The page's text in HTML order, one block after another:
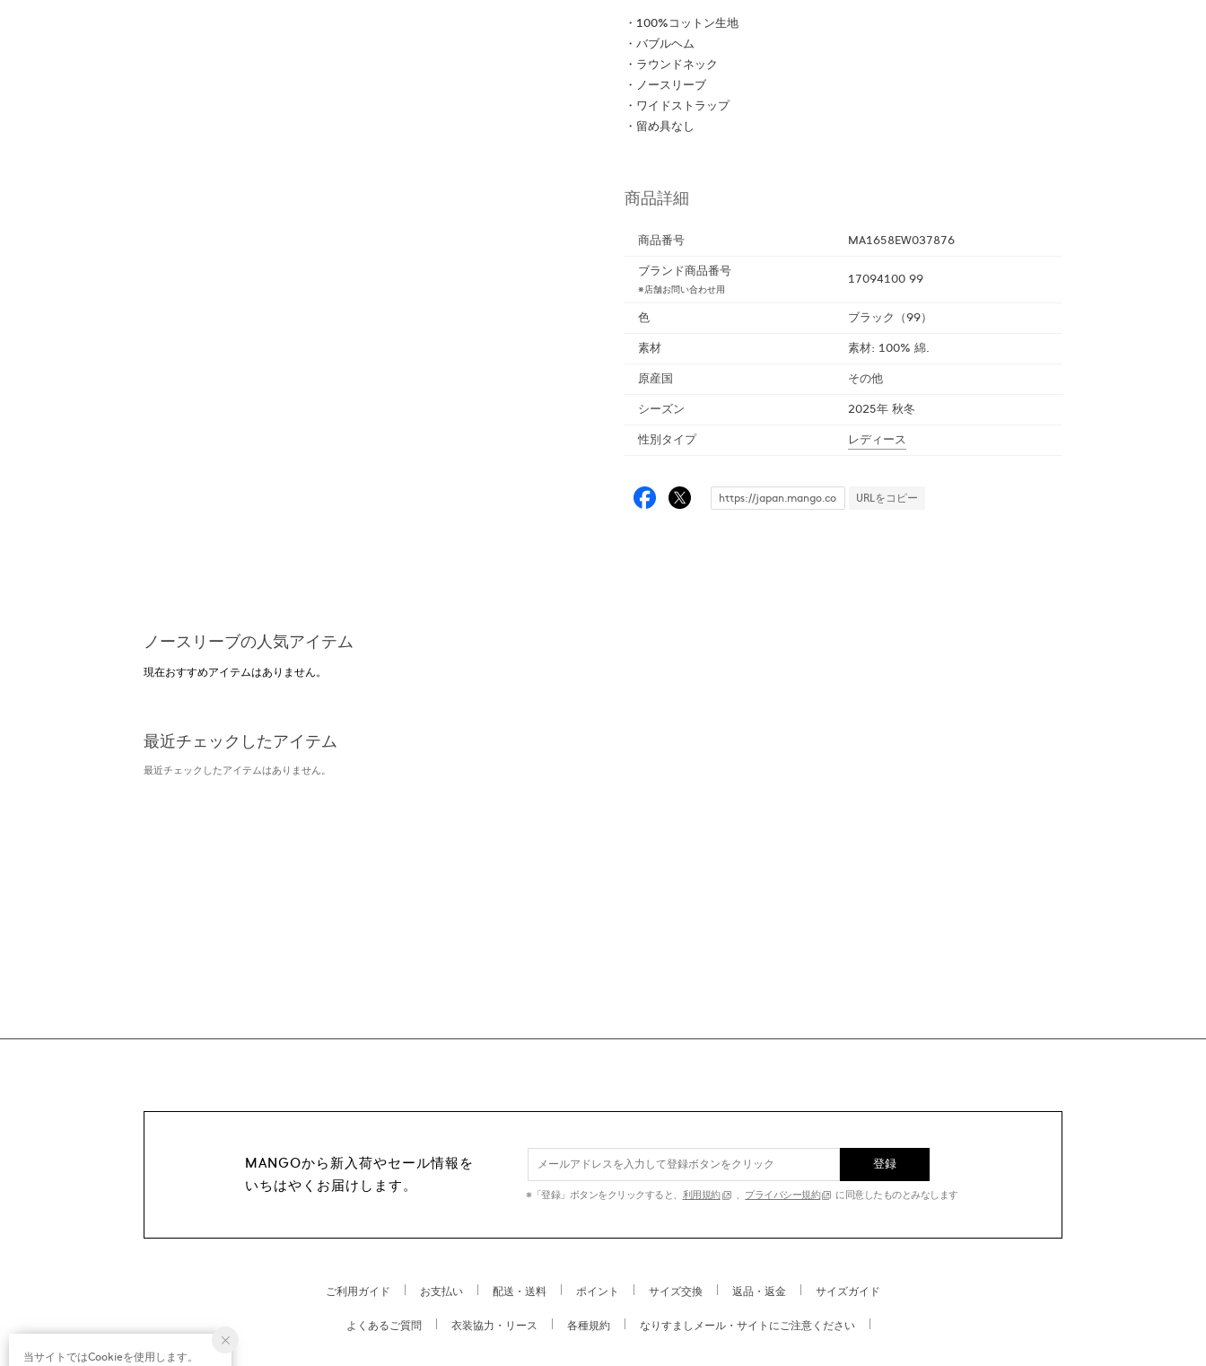
・100%コットン生地
・バブルヘム
・ラウンドネック
・ノースリーブ
・ワイドストラップ
・留め具なし
商品詳細
商品番号
MA1658EW037876
ブランド商品番号
※店舗お問い合わせ用
17094100 99
色
ブラック（99）
素材
素材: 100% 綿.
原産国
その他
シーズン
2025年 秋冬
性別タイプ
レディース
URLをコピー
ノースリーブの人気アイテム
現在おすすめアイテムはありません。
最近チェックしたアイテム
最近チェックしたアイテムはありません。
MANGOから新入荷やセール情報を
いちはやくお届けします。
登録
※「登録」ボタンをクリックすると、 利用規約 、 プライバシー規約 に同意したものとみなします
ご利用ガイド お支払い 配送・送料 ポイント サイズ交換 返品・返金 サイズガイド
よくあるご質問 衣装協力・リース 各種規約 なりすましメール・サイトにご注意ください
当サイトではCookieを使用します。